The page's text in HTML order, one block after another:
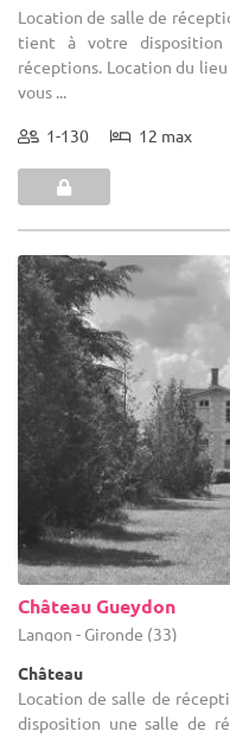
Location de salle de
tient à votre
réceptions. Location du
vous ...
1-130 12 max
Château Gueydon
Langon - Gironde (33)
Château
Location de salle de
disposition une salle de